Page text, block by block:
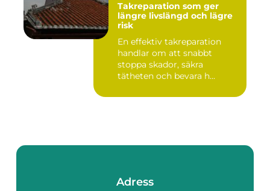
Takreparation som ger
längre livslängd och lägre
risk
En effektiv takreparation
handlar om att snabbt
stoppa skador, säkra
tätheten och bevara h...
Adress